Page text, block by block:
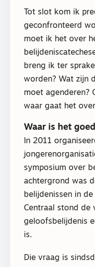
Tot slot kom ik
geconfronteerd
moet ik het over
breng ik ter
worden? Wat zijn
moet agenderen?
waar gaat het
Waar is het
In 2011
symposium over
achtergrond was
belijdenissen in
Centraal stond de
geloofsbelijdenis
is.
Die vraag is